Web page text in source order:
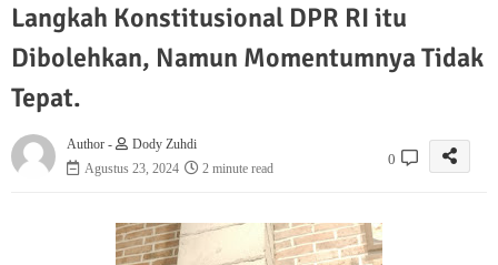
Langkah Konstitusional DPR RI itu
Dibolehkan, Namun Momentumnya Tidak
Tepat.
Author -
Dody Zuhdi
Agustus 23, 2024
2 minute read
0